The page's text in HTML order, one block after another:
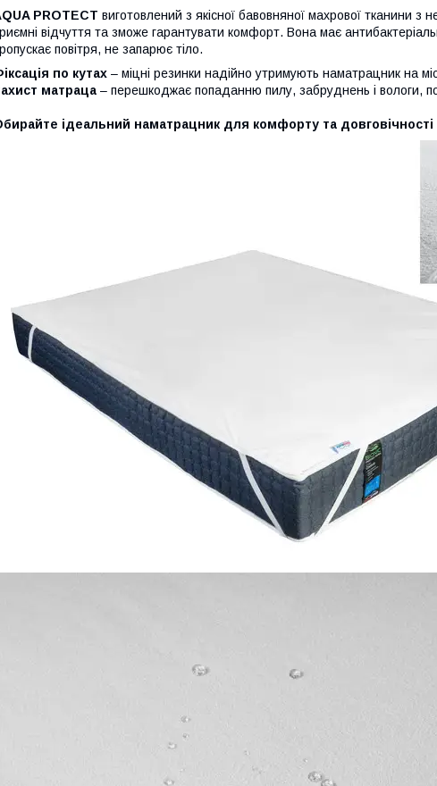
PROTECT виготовлений з якісної бавовняної махрової тканини
відчуття та зможе гарантувати комфорт. Вона має
повітря, не запарює тіло.
по кутах – міцні резинки надійно утримують наматрацник на
матраца – перешкоджає попаданню пилу, забруднень і вологи,
ідеальний наматрацник для комфорту та